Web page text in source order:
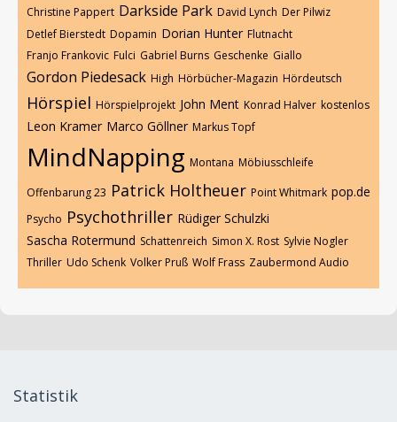
Christine Pappert Darkside Park David Lynch Der Pilwiz
Detlef Bierstedt Dopamin Dorian Hunter Flutnacht
Franjo Frankovic Fulci Gabriel Burns Geschenke Giallo
Gordon Piedesack High Hörbücher-Magazin Hördeutsch
Hörspiel Hörspielprojekt John Ment Konrad Halver kostenlos
Leon Kramer Marco Göllner Markus Topf
MindNapping Montana Möbiusschleife
Offenbarung 23 Patrick Holtheuer Point Whitmark pop.de
Psycho Psychothriller Rüdiger Schulzki
Sascha Rotermund Schattenreich Simon X. Rost Sylvie Nogler
Thriller Udo Schenk Volker Pruß Wolf Frass Zaubermond Audio
Statistik